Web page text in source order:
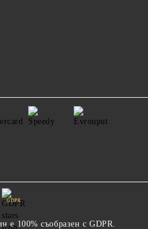
GDPR
е 100% съобразен с GDPR.